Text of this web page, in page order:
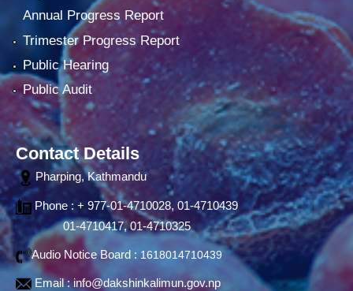
Annual Progress Report
Trimester Progress Report
Public Hearing
Public Audit
Contact Details
Pharping, Kathmandu
Phone : + 977-01-4710028, 01-4710439
01-4710417, 01-4710325
Audio Notice Board : 1618014710439
Email :info@dakshinkalimun.gov.np